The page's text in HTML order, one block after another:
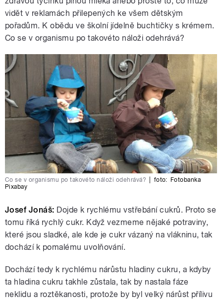
vidět v reklamách přilepených ke všem dětským
pořadům. K obědu ve školní jídelně buchtičky s krémem.
Co se v organismu po takovéto náloži odehrává?
Co se v organismu po takovéto náloži odehrává? foto:
Fotobanka
Pixabay
Josef Jonáš: Dojde k rychlému vstřebání cukrů. Proto se
tomu říká rychlý cukr. Když vezmeme nějaké potraviny,
které jsou sladké, ale kde je cukr vázaný na vlákninu, tak
dochází k pomalému uvolňování.
Dochází tedy k rychlému nárůstu hladiny cukru, a kdyby
ta hladina cukru takhle zůstala, tak by nastala fáze
neklidu a roztěkanosti, protože by byl velký nárůst přílivu